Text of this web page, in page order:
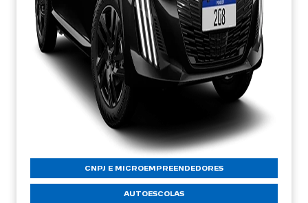
CNPJ E MICROEMPREENDEDORES
AUTOESCOLAS